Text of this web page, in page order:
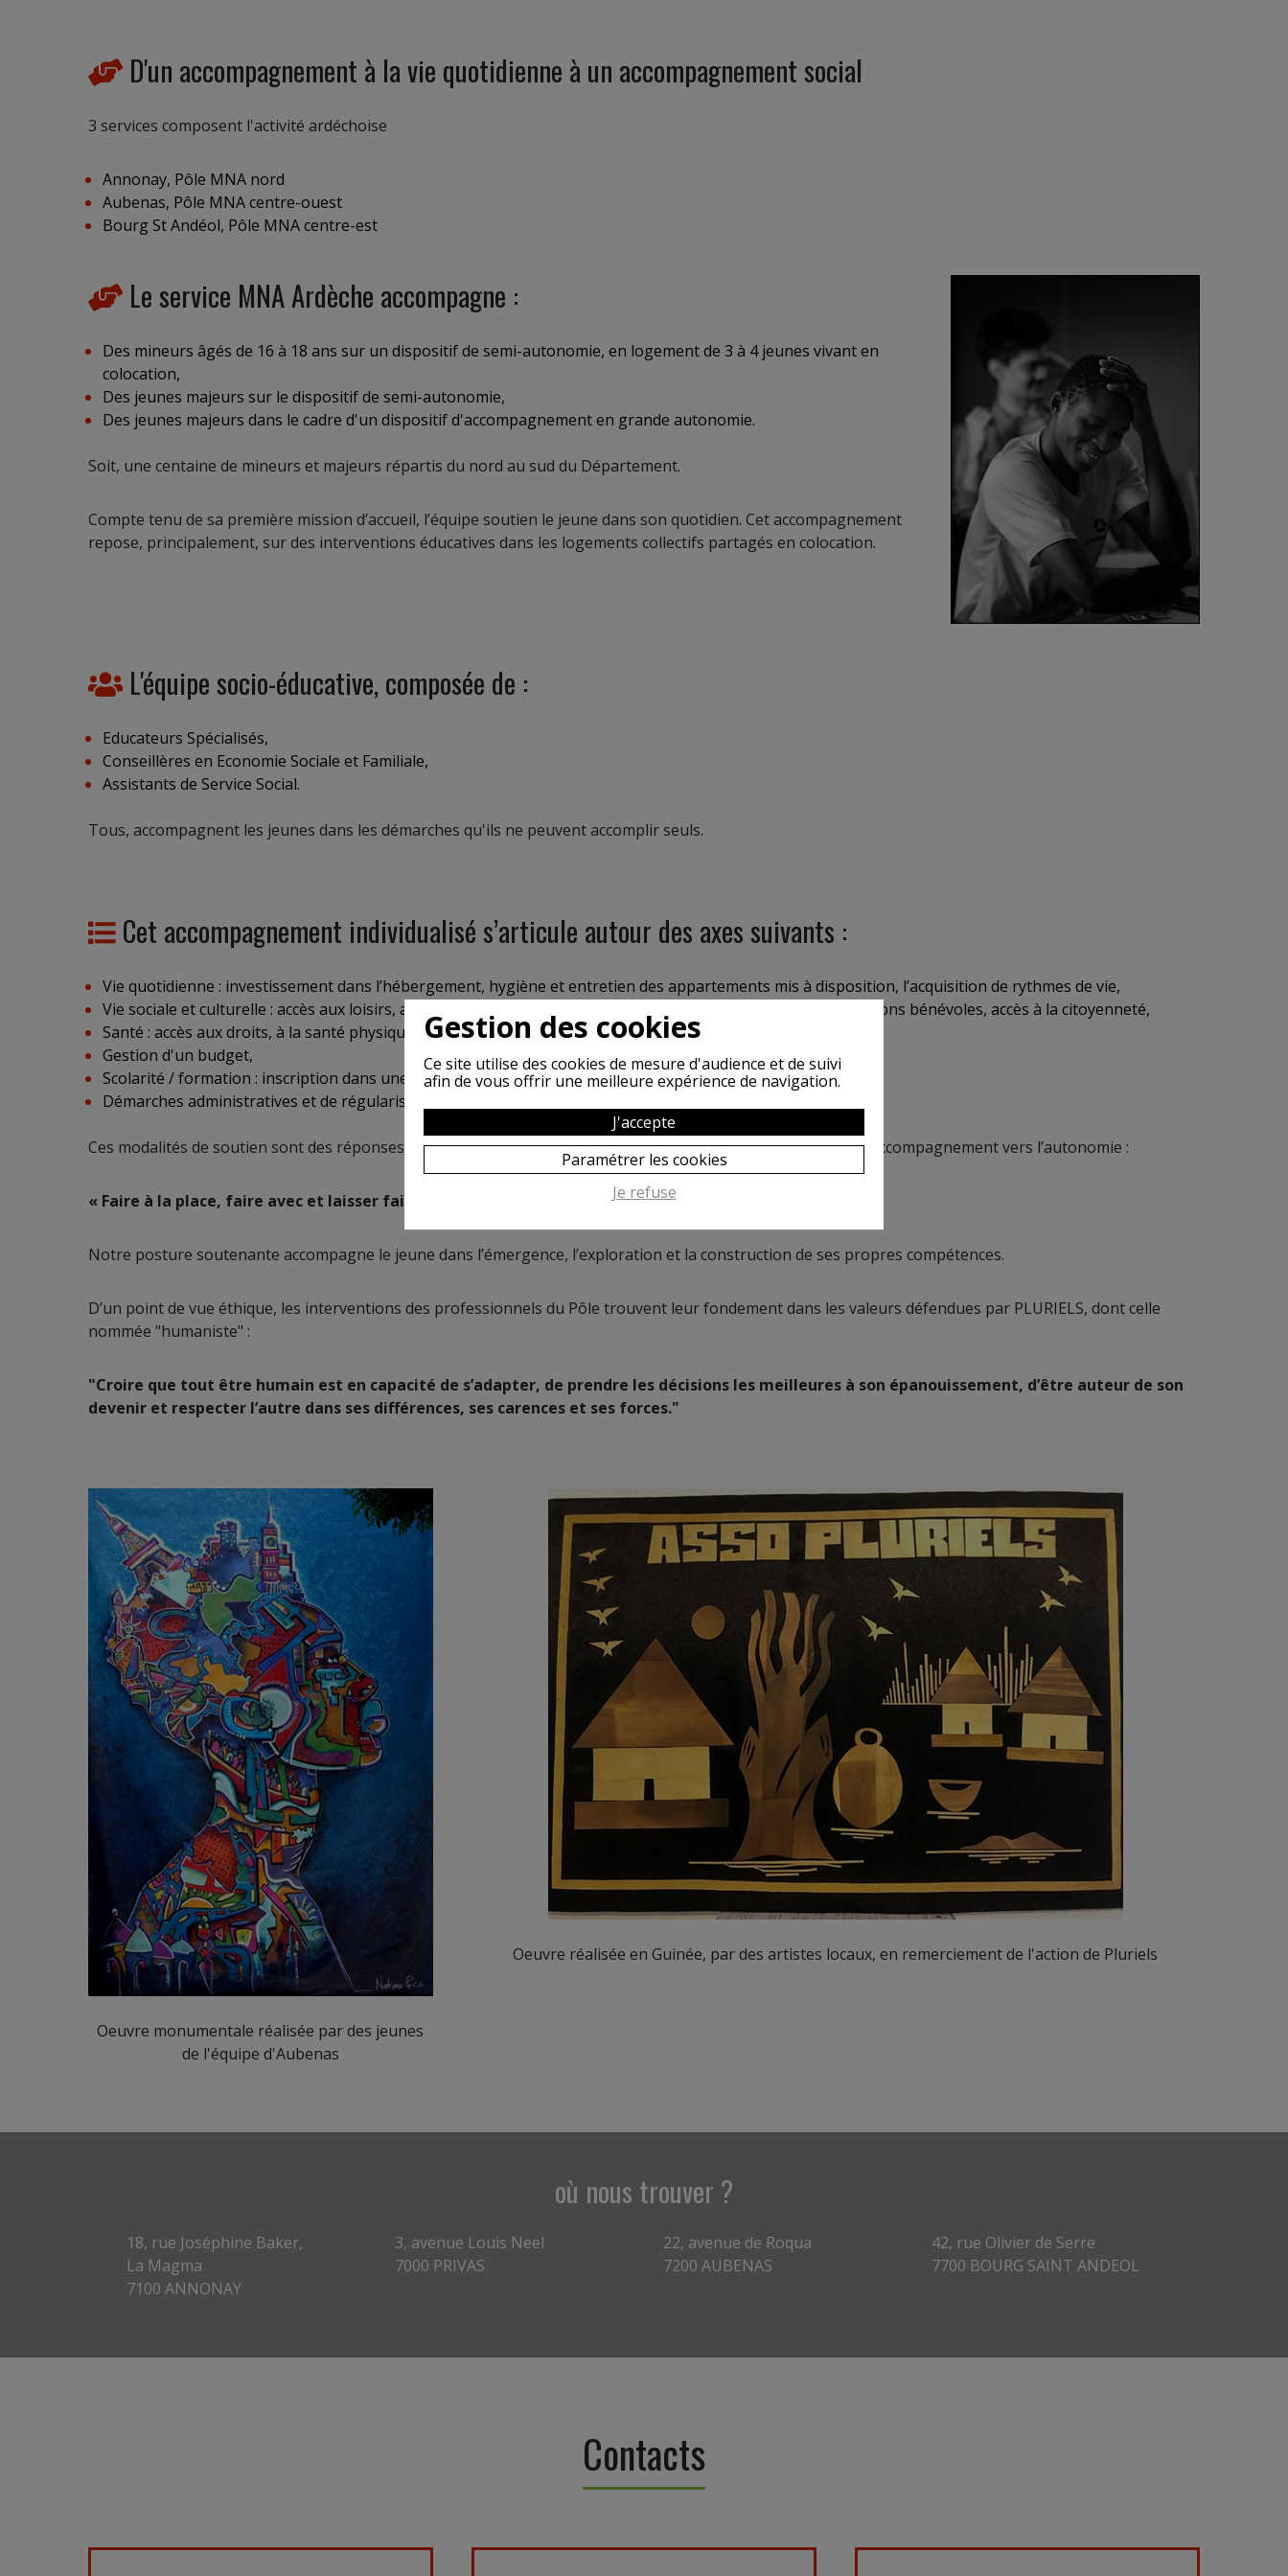
D'un accompagnement à la vie quotidienne à un accompagnement social
3 services composent l'activité ardéchoise
Annonay, Pôle MNA nord
Aubenas, Pôle MNA centre-ouest
Bourg St Andéol, Pôle MNA centre-est
Le service MNA Ardèche accompagne :
Des mineurs âgés de 16 à 18 ans sur un dispositif de semi-autonomie, en logement de 3 à 4 jeunes vivant en
colocation,
Des jeunes majeurs sur le dispositif de semi-autonomie,
Des jeunes majeurs dans le cadre d'un dispositif d'accompagnement en grande autonomie.
Soit, une centaine de mineurs et majeurs répartis du nord au sud du Département.
Compte tenu de sa première mission d’accueil, l’équipe soutien le jeune dans son quotidien. Cet accompagnement
repose, principalement, sur des interventions éducatives dans les logements collectifs partagés en colocation.
L'équipe socio-éducative, composée de :
Educateurs Spécialisés,
Conseillères en Economie Sociale et Familiale,
Assistants de Service Social.
Tous, accompagnent les jeunes dans les démarches qu'ils ne peuvent accomplir seuls.
Cet accompagnement individualisé s’articule autour des axes suivants :
Vie quotidienne : investissement dans l’hébergement, hygiène et entretien des appartements mis à disposition, l’acquisition de rythmes de vie,
Vie sociale et culturelle : accès aux loisirs, aux activités sportives, culturelles, ludiques, participation à des actions bénévoles, accès à la citoyenneté,
Santé : accès aux droits, à la santé physique et mentale,
Gestion d'un budget,
Scolarité / formation : inscription dans une scolarité, une formation,
Démarches administratives et de régularisation du droit au séjour.
Ces modalités de soutien sont des réponses aux besoins exprimés et repérés. Elles revêtent trois postures d'accompagnement vers l’autonomie :
« Faire à la place, faire avec et laisser faire. ».
Notre posture soutenante accompagne le jeune dans l’émergence, l’exploration et la construction de ses propres compétences.
D’un point de vue éthique, les interventions des professionnels du Pôle trouvent leur fondement dans les valeurs défendues par PLURIELS, dont celle
nommée "humaniste" :
"Croire que tout être humain est en capacité de s’adapter, de prendre les décisions les meilleures à son épanouissement, d’être auteur de son
devenir et respecter l’autre dans ses différences, ses carences et ses forces."
Oeuvre monumentale réalisée par des jeunes
de l'équipe d'Aubenas
Oeuvre réalisée en Guinée, par des artistes locaux, en remerciement de l'action de Pluriels
où nous trouver ?
18, rue Joséphine Baker,
La Magma
7100 ANNONAY
3, avenue Louis Neel
7000 PRIVAS
22, avenue de Roqua
7200 AUBENAS
42, rue Olivier de Serre
7700 BOURG SAINT ANDEOL
Contacts
Gestion des cookies
Ce site utilise des cookies de mesure d'audience et de suivi
afin de vous offrir une meilleure expérience de navigation.
J'accepte
Paramétrer les cookies
Je refuse